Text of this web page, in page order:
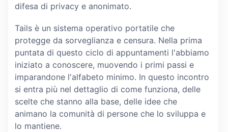
difesa di privacy e anonimato.
Tails è un sistema operativo portatile che
protegge da sorveglianza e censura. Nella prima
puntata di questo ciclo di appuntamenti l'abbiamo
iniziato a conoscere, muovendo i primi passi e
imparandone l'alfabeto minimo. In questo incontro
si entra più nel dettaglio di come funziona, delle
scelte che stanno alla base, delle idee che
animano la comunità di persone che lo sviluppa e
lo mantiene.